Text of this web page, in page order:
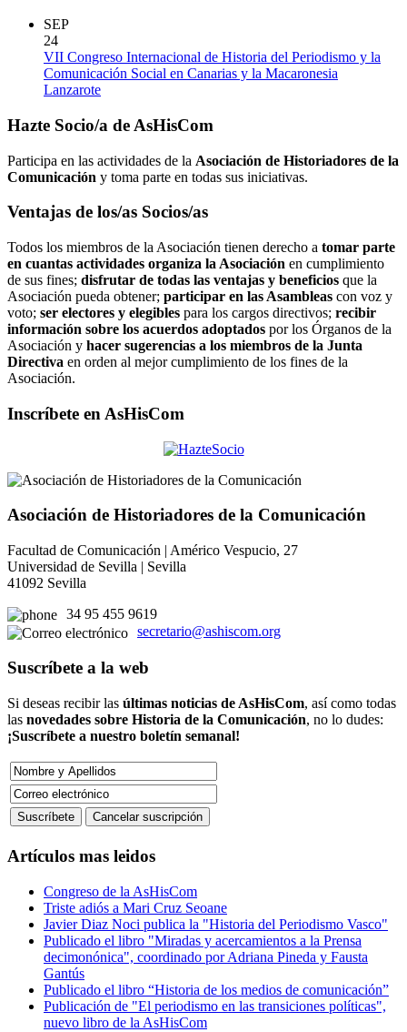
SEP
24
VII Congreso Internacional de Historia del Periodismo y la
Comunicación Social en Canarias y la Macaronesia
Lanzarote
Hazte Socio/a de AsHisCom
Participa en las actividades de la Asociación de Historiadores de la
Comunicación y toma parte en todas sus iniciativas.
Ventajas de los/as Socios/as
Todos los miembros de la Asociación tienen derecho a tomar parte
en cuantas actividades organiza la Asociación en cumplimiento
de sus fines; disfrutar de todas las ventajas y beneficios que la
Asociación pueda obtener; participar en las Asambleas con voz y
voto; ser electores y elegibles para los cargos directivos; recibir
información sobre los acuerdos adoptados por los Órganos de la
Asociación y hacer sugerencias a los miembros de la Junta
Directiva en orden al mejor cumplimiento de los fines de la
Asociación.
Inscríbete en AsHisCom
Asociación de Historiadores de la Comunicación
Facultad de Comunicación | Américo Vespucio, 27
Universidad de Sevilla | Sevilla
41092 Sevilla
34 95 455 9619
secretario@ashiscom.org
Suscríbete a la web
Si deseas recibir las últimas noticias de AsHisCom, así como todas
las novedades sobre Historia de la Comunicación, no lo dudes:
¡Suscríbete a nuestro boletín semanal!
Artículos mas leidos
Congreso de la AsHisCom
Triste adiós a Mari Cruz Seoane
Javier Diaz Noci publica la "Historia del Periodismo Vasco"
Publicado el libro "Miradas y acercamientos a la Prensa
decimonónica", coordinado por Adriana Pineda y Fausta
Gantús
Publicado el libro “Historia de los medios de comunicación”
Publicación de "El periodismo en las transiciones políticas",
nuevo libro de la AsHisCom